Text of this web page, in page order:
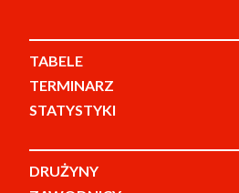
TABELE
TERMINARZ
STATYSTYKI
DRUŻYNY